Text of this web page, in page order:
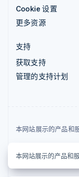
Cookie 设置
更多资源
支持
获取支持
管理的支持计划
本网站展示的产品和
© 2026 Stripe,
本网站展示的产品和